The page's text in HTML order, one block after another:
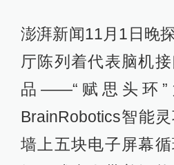
澎湃新闻11月1日晚
厅陈列着代表脑机
品——“赋思头环”
BrainRobotics智能
墙上五块电子屏幕